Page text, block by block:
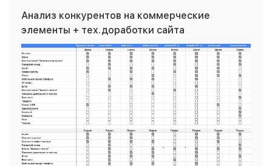
Анализ конкурентов на коммерческие
элементы + тех.доработки сайта